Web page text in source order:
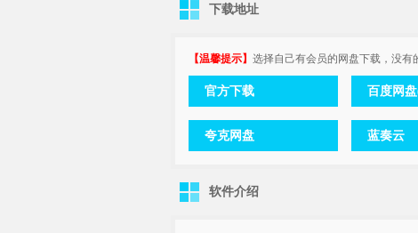
下载地址
【温馨提示】 选择自己有会员的网盘下载，没有
官方下载 百度网
夸克网盘 蓝奏云
软件介绍